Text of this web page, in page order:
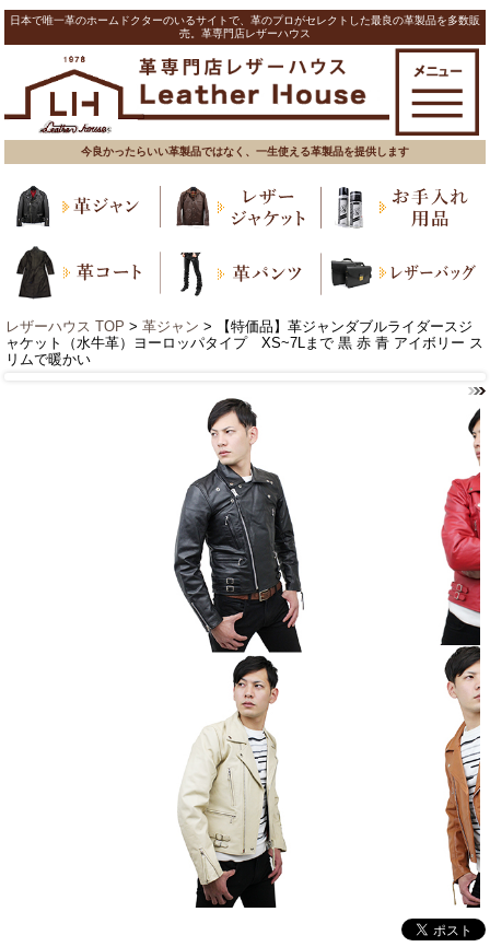
日本で唯一革のホームドクターのいるサイトで、革のプロがセレクトした最良の革製品を多数販
売。革専門店レザーハウス
今良かったらいい革製品ではなく、一生使える革製品を提供します
レザーハウス TOP > 革ジャン > 【特価品】革ジャンダブルライダースジ
ャケット（水牛革）ヨーロッパタイプ XS~7Lまで 黒 赤 青 アイボリー ス
リムで暖かい